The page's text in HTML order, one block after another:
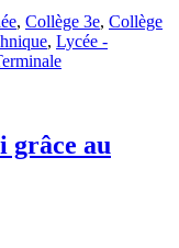
, Collège 3e, Collège
, Lycée -
grâce au